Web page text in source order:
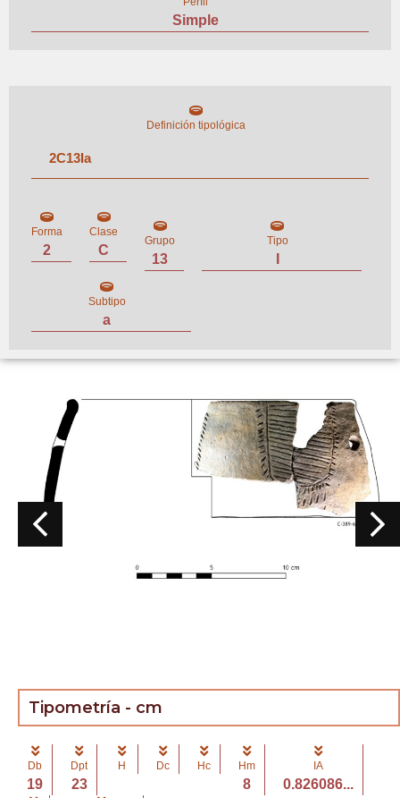
Simple
Definición tipológica
2C13Ia
Forma
2
Clase
C
Grupo
13
Tipo
Subtipo
a
Tipometría - cm
Db
19
Dpt
23
H Dc Hc Hm
8
IA
0.826086...